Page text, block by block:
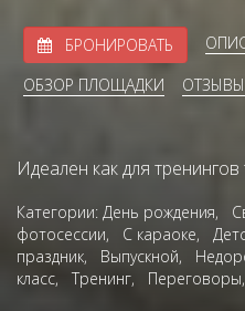
БРОНИРОВАТЬ
ОБЗОР ПЛОЩАДКИ
ОТЗЫВЫ
Идеален как для
Категории: День рождения,
фотосессии, С караоке,
праздник, Выпускной,
класс, Тренинг, Переговоры